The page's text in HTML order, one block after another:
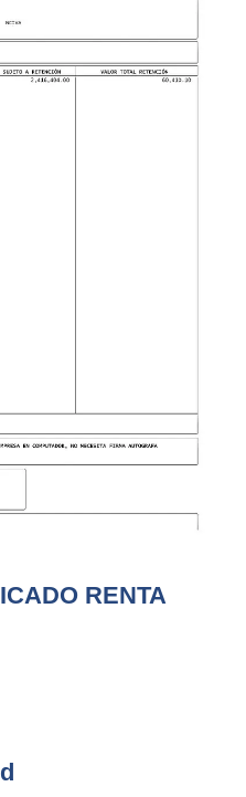
RENTA